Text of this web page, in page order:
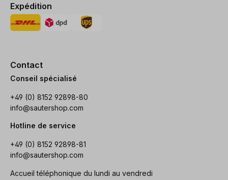
Expédition
Contact
Conseil spécialisé
+49 (0) 8152 92898-80
info@sautershop.com
Hotline de service
+49 (0) 8152 92898-81
info@sautershop.com
Accueil téléphonique du lundi au vendredi